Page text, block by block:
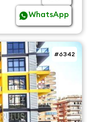
WhatsApp
#6342